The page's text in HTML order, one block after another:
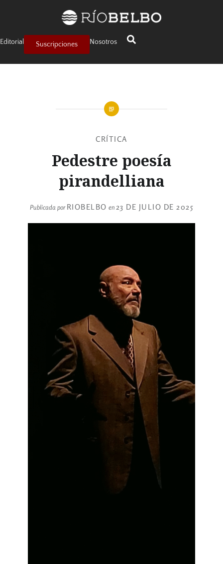
Editorial Suscripciones Nosotros
CRÍTICA
Pedestre poesía
pirandelliana
Publicada porRIOBELBO en 23 DE JULIO DE 2025